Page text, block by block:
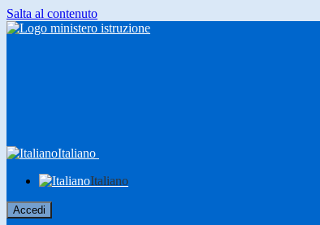
Salta al contenuto
Italiano
Italiano
Accedi